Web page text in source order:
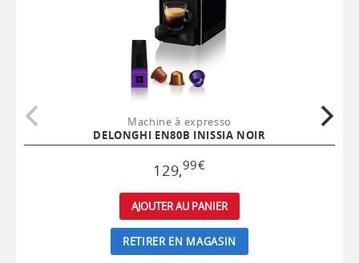
Machine à expresso
DELONGHI EN80B INISSIA NOIR
129,99€
AJOUTER AU PANIER
RETIRER EN MAGASIN